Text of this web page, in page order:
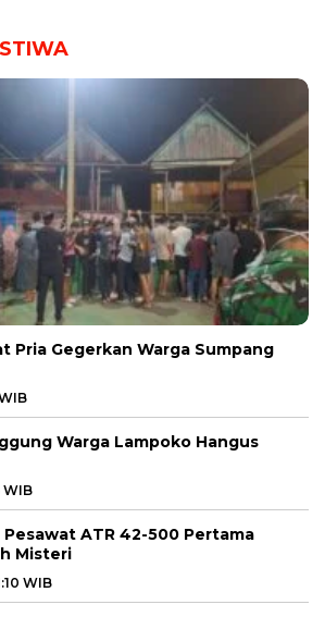
Pria Gegerkan Warga Sumpang
Warga Lampoko Hangus
WIB
ATR 42-500 Pertama
Misteri
WIB